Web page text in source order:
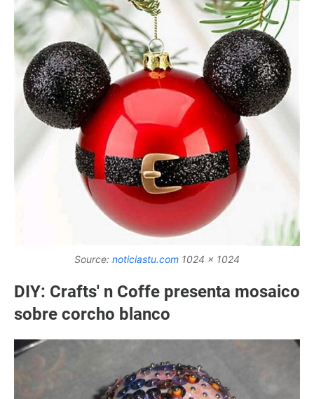
Source: noticiastu.com 1024 x 1024
DIY: Crafts' n Coffe presenta mosaico
sobre corcho blanco